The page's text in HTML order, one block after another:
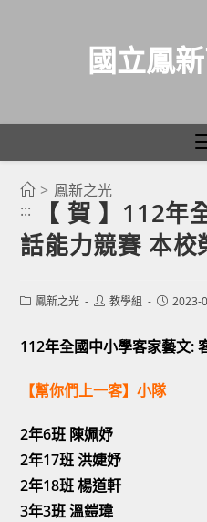
國立鳳
> 鳳新之光
:::
【 賀 】112年
話能力競賽 本校
Post鳳新之光
Post教學組
Post2023-
112年全國中小學客家藝文:
【幫你們上一客】小隊
2年6班 陳姵妤
2年17班 洪婕妤
2年18班 楊道軒
3年3班 溫鎧瑋